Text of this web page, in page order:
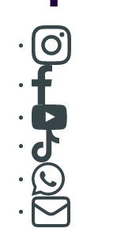
Consulter
Consulter
Consulter
Consulter
S'abonner